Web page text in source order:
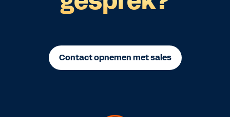
Contact opnemen met sales